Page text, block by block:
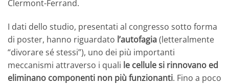
Clermont-Ferrand.
I dati dello studio, presentati al congresso sotto forma
di poster, hanno riguardato l’autofagia(letteralmente
“divorare sé stessi”), uno dei più importanti
meccanismi attraverso i quali le cellule si rinnovano ed
eliminano componenti non più funzionanti. Fino a poco